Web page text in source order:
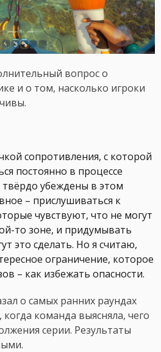
вопрос о
и о том, насколько игроки
сопротивления, с которой
постоянно в процессе
убеждены в этом
– прислушиваться к
чувствуют, что не могут
то зоне, и придумывать
это сделать. Но я считаю,
ограничение, которое
– как избежать опасности.
о самых ранних раундах
команда выясняла, чего
серии. Результаты